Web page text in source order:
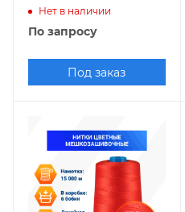
200текс, зеленый
Нет в наличии
По запросу
Под заказ